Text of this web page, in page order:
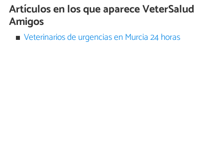
Artículos en los que aparece VeterSalud
Amigos
Veterinarios de urgencias en Murcia 24 horas